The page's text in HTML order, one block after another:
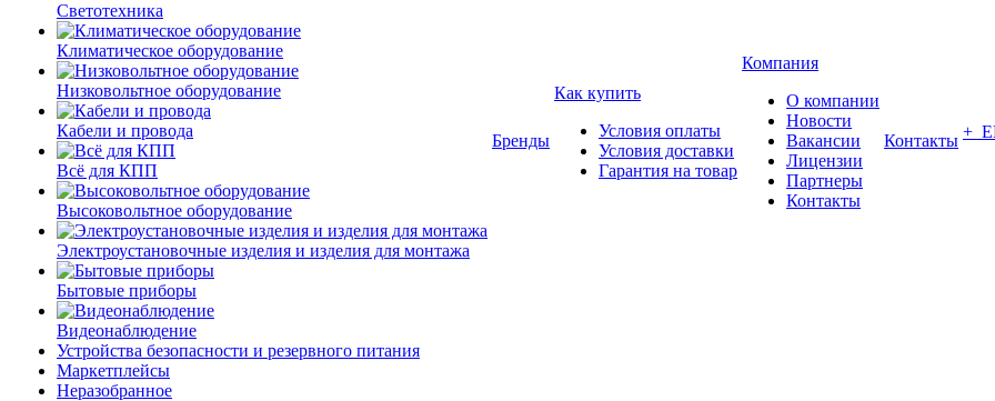
Светотехника
Климатическое оборудование
Низковольтное оборудование
Кабели и провода
Всё для КПП
Высоковольтное оборудование
Электроустановочные изделия и изделия для монтажа
Бытовые приборы
Видеонаблюдение
Устройства безопасности и резервного питания
Маркетплейсы
Неразобранное
Бренды
Как купить
Условия оплаты
Условия доставки
Гарантия на товар
Компания
О компании
Новости
Вакансии
Лицензии
Партнеры
Контакты
Контакты +